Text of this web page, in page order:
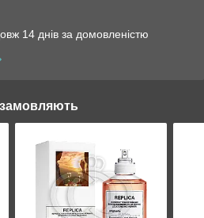
14 днів за домовленістю